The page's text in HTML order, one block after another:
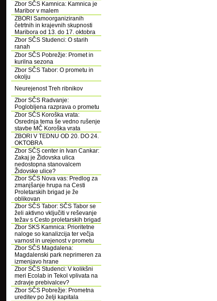
Zbor SČS Kamnica: Kamnica je
Maribor v malem
ZBORI Samoorganiziranih
četrtnih in krajevnih skupnosti
Maribora od 13. do 17. oktobra
Zbor SČS Studenci: O starih
ranah
Zbor SČS Pobrežje: Promet in
kurilna sezona
Zbor SČS Tabor: O prometu in
okolju
Neurejenost Treh ribnikov
Zbor SČS Radvanje:
Poglobljena razprava o prometu
Zbor SČS Koroška vrata:
Osrednja tema še vedno rušenje
stavbe MČ Koroška vrata
ZBORI V TEDNU OD 20. DO 24.
OKTOBRA
Zbor SČS center in Ivan Cankar:
Zakaj je Židovska ulica
nedostopna stanovalcem
Židovske ulice?
Zbor SČS Nova vas: Predlog za
zmanjšanje hrupa na Cesti
Proletarskih brigad je že
oblikovan
Zbor SČS Tabor: SČS Tabor se
želi aktivno vključiti v reševanje
težav s Cesto proletarskih brigad
Zbor SKS Kamnica: Prioritetne
naloge so kanalizcija ter večja
varnost in urejenost v prometu
Zbor SČS Magdalena:
Magdalenski park neprimeren za
izmenjavo hrane
Zbor SČS Studenci: V kolikšni
meri Ecolab in Tekol vplivata na
zdravje prebivalcev?
Zbor SČS Pobrežje: Prometna
ureditev po želji kapitala